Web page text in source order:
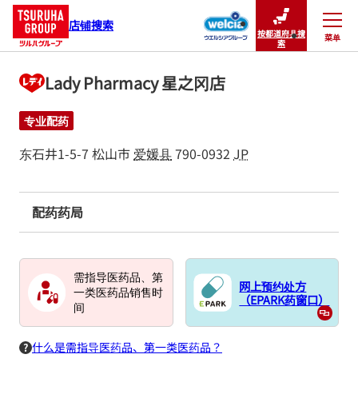
店铺搜索
按都道府县搜
索
菜单
关闭
Lady Pharmacy 星之冈店
专业配药
东石井1-5-7 松山市爱媛县790-0932 JP
配药药局
需指导医药品、第
一类医药品销售时
间
网上预约处方
（EPARK药窗口）
什么是需指导医药品、第一类医药品？